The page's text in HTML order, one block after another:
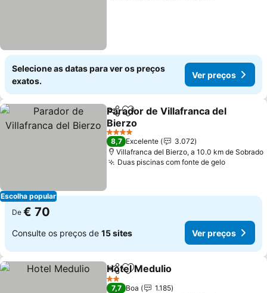
Selecione as datas para ver os preços
exatos.
Ver preços
Escolha popular
PartilharAdicionar aos favoritos
Parador de Villafranca del
Bierzo
4 Estrelas
8,7 Excelente
3.072
Villafranca del Bierzo, a 10.0 km de Sobrado
Duas piscinas com fonte de gelo
De € 70
Consulte os preços de 15 sites Ver preços
PartilharAdicionar aos favoritos
Hotel Medulio
2 Estrelas
7,7 Boa
1.185